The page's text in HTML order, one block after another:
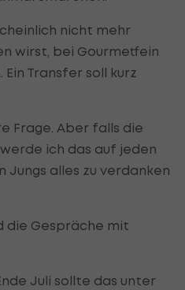
nicht mehr
wirst, bei Gourmetfein
Transfer soll kurz
Frage. Aber falls die
ich das auf jeden
Jungs alles zu verdanken
die Gespräche mit
Juli sollte das unter